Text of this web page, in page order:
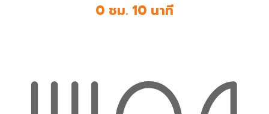
0 ชม. 10 นาที